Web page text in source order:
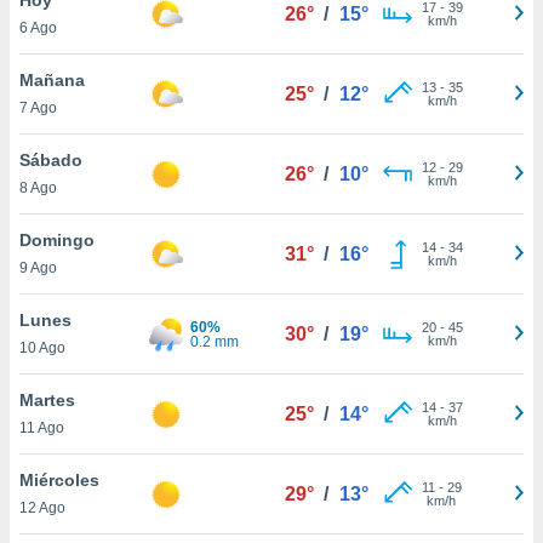
en
más
nuestra
de
cookies
aceptar
6 Ago
26° / 15° 17- 39
km/h
Mañana
7 Ago
25° / 12° 13- 35
km/h
Sábado
8 Ago
26° / 10° 12- 29
km/h
Domingo
9 Ago
31° / 16° 14- 34
km/h
Lunes
10 Ago
60%
0.2 mm
30° / 19° 20- 45
km/h
Martes
11 Ago
25° / 14° 14- 37
km/h
Miércoles
12 Ago
29° / 13° 11 - 29
km/h